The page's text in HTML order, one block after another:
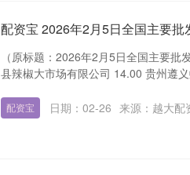
配资宝 2026年2月5日全国主要
（原标题：2026年2月5日全国主要
县辣椒大市场有限公司 14.00 贵州遵
配资宝 日期：02-26 来源：越大配